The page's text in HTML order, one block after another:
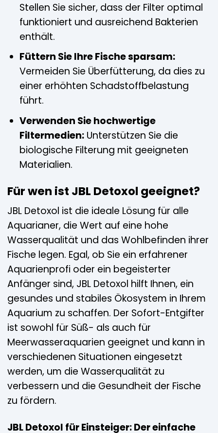
Stellen Sie sicher, dass der Filter optimal
funktioniert und ausreichend Bakterien
enthält.
Füttern Sie Ihre Fische sparsam:
Vermeiden Sie Überfütterung, da dies zu
einer erhöhten Schadstoffbelastung
führt.
Verwenden Sie hochwertige
Filtermedien:Unterstützen Sie die
biologische Filterung mit geeigneten
Materialien.
Für wen ist JBL Detoxol geeignet?
JBL Detoxol ist die ideale Lösung für alle
Aquarianer, die Wert auf eine hohe
Wasserqualität und das Wohlbefinden ihrer
Fische legen. Egal, ob Sie ein erfahrener
Aquarienprofi oder ein begeisterter
Anfänger sind, JBL Detoxol hilft Ihnen, ein
gesundes und stabiles Ökosystem in Ihrem
Aquarium zu schaffen. Der Sofort-Entgifter
ist sowohl für Süß- als auch für
Meerwasseraquarien geeignet und kann in
verschiedenen Situationen eingesetzt
werden, um die Wasserqualität zu
verbessern und die Gesundheit der Fische
zu fördern.
JBL Detoxol für Einsteiger: Der einfache